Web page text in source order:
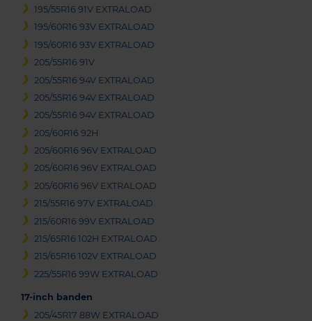
195/55R16 91V EXTRALOAD
195/60R16 93V EXTRALOAD
195/60R16 93V EXTRALOAD
205/55R16 91V
205/55R16 94V EXTRALOAD
205/55R16 94V EXTRALOAD
205/55R16 94V EXTRALOAD
205/60R16 92H
205/60R16 96V EXTRALOAD
205/60R16 96V EXTRALOAD
205/60R16 96V EXTRALOAD
215/55R16 97V EXTRALOAD
215/60R16 99V EXTRALOAD
215/65R16 102H EXTRALOAD
215/65R16 102V EXTRALOAD
225/55R16 99W EXTRALOAD
17-inch banden
205/45R17 88W EXTRALOAD